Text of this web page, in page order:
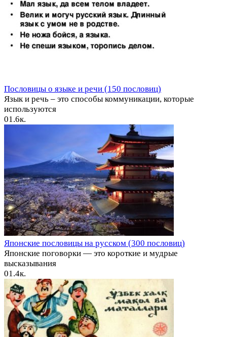
Пословицы о языке и речи (150 пословиц)
Язык и речь – это способы коммуникации, которые
используются
01.6к.
Японские пословицы на русском (300 пословиц)
Японские поговорки — это короткие и мудрые
высказывания
01.4к.